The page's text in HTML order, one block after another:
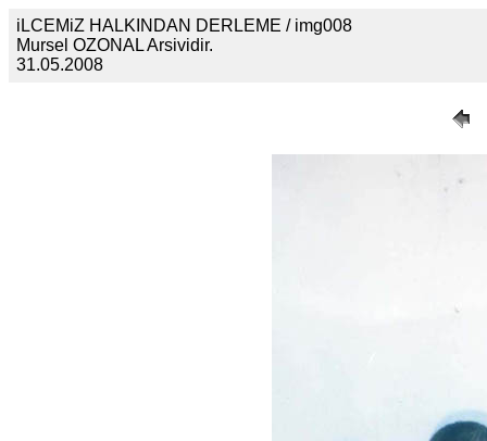
iLCEMiZ HALKINDAN DERLEME / img008
Mursel OZONAL Arsividir.
31.05.2008